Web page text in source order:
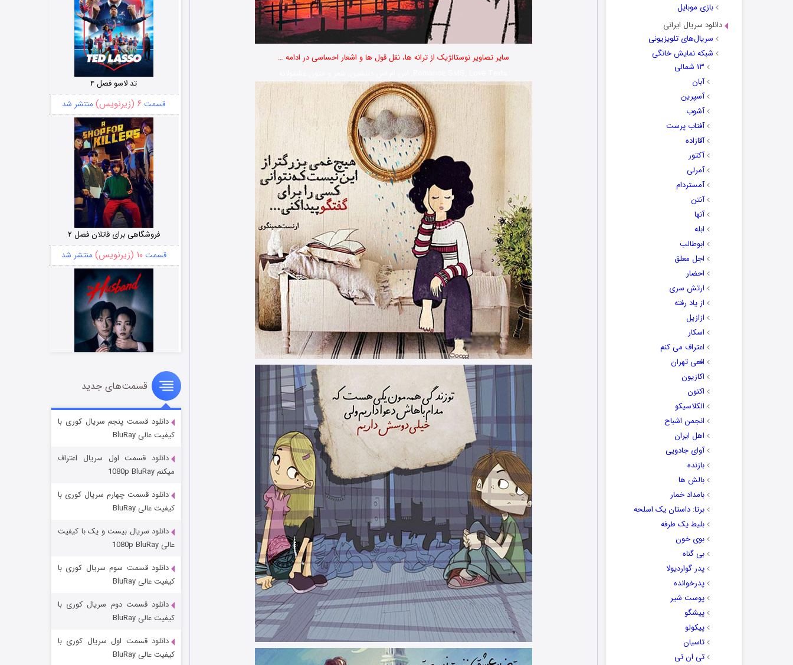
بازی موبایل
دانلود سریال ایرانی
سریال‌های تلویزیونی
شبکه نمایش خانگی
۱۳ شمالی
آبان
آسپرین
آشوب
آفتاب پرست
آقازاده
آکتور
آمرلی
آمستردام
آنتن
آنها
ابله
ابوطالب
اجل معلق
احضار
ارتش سری
از یاد رفته
ازازیل
اسکار
اعتراف می کنم
افعی تهران
اکازیون
اکنون
الکلاسیکو
انجمن اشباح
اهل ایران
آوای جادویی
بازنده
بالش ها
بامداد خمار
برتا: داستان یک اسلحه
بلیط یک‌‌ طرفه
بوی خون
بی گناه
پدر گواردیولا
پدرخوانده
پوست شیر
پیشگو
پیکولو
تاسیان
تی ان تی
سایر تصاویر نوستالژیک از ترانه ها، نقل قول ها و اشعار احساسی در ادامه …
تد لاسو فصل ۴
قسمت ۶ (زیرنویس) منتشر شد
فروشگاهی برای قاتلان فصل ۲
قسمت۱۰ (زیرنویس) منتشر شد
شوهر
قسمت۸ (زیرنویس) منتشر شد
عملیات آپارتمان
قسمت‌های جدید
دانلود قسمت پنجم سریال کوری با
کیفیت عالی BluRay
دانلود قسمت اول سریال اعتراف
میکنم 1080p BluRay
دانلود قسمت چهارم سریال کوری با
کیفیت عالی BluRay
دانلود سریال بیست و یک با کیفیت
عالی 1080p BluRay
دانلود قسمت سوم سریال کوری با
کیفیت عالی BluRay
دانلود قسمت دوم سریال کوری با
کیفیت عالی BluRay
دانلود قسمت اول سریال کوری با
کیفیت عالی BluRay